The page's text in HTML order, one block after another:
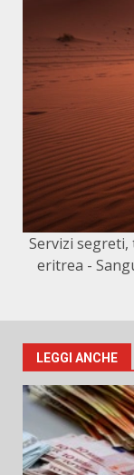
Servizi
eritrea -
LEGGI ANCHE